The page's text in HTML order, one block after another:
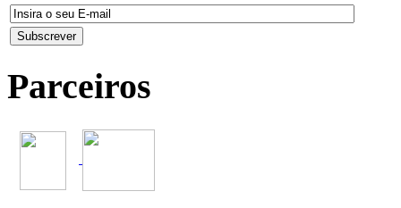
Parceiros